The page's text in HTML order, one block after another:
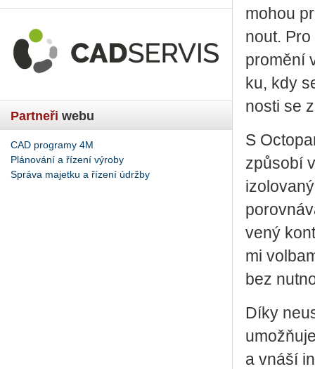
Partneři webu
CAD programy 4M
Plánování a řízení výroby
Správa majetku a řízení údržby
mohou
nout.
pro­mě­ní
ku, kdy
nos­ti se
S
způ­so­bí
ve­ný
mi
bez
Díky
a vnáší